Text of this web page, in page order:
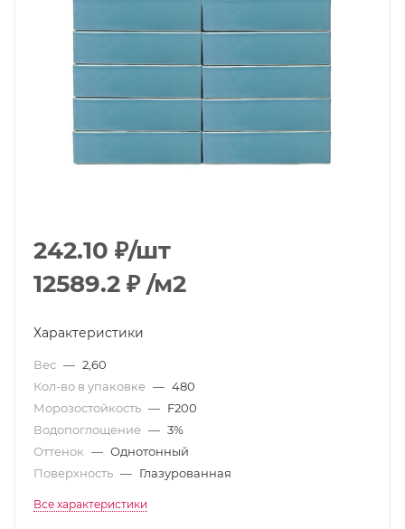
242.10 ₽/шт
12589.2 ₽ /м2
Характеристики
Вес — 2,60
Кол-во в упаковке — 480
Морозостойкость — F200
Водопоглощение — 3%
Оттенок — Однотонный
Поверхность — Глазурованная
Все характеристики